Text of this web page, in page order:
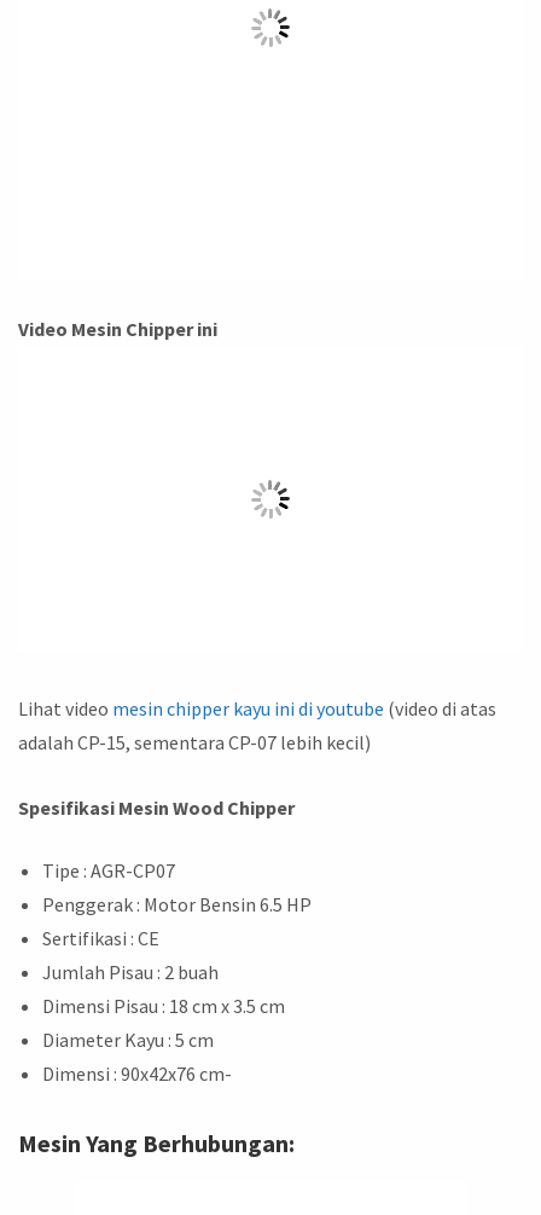
Video Mesin Chipper ini
Lihat video mesin chipper kayu ini di youtube (video di atas
adalah CP-15, sementara CP-07 lebih kecil)
Spesifikasi Mesin Wood Chipper
Tipe : AGR-CP07
Penggerak : Motor Bensin 6.5 HP
Sertifikasi : CE
Jumlah Pisau : 2 buah
Dimensi Pisau : 18 cm x 3.5 cm
Diameter Kayu : 5 cm
Dimensi : 90x42x76 cm-
Mesin Yang Berhubungan: